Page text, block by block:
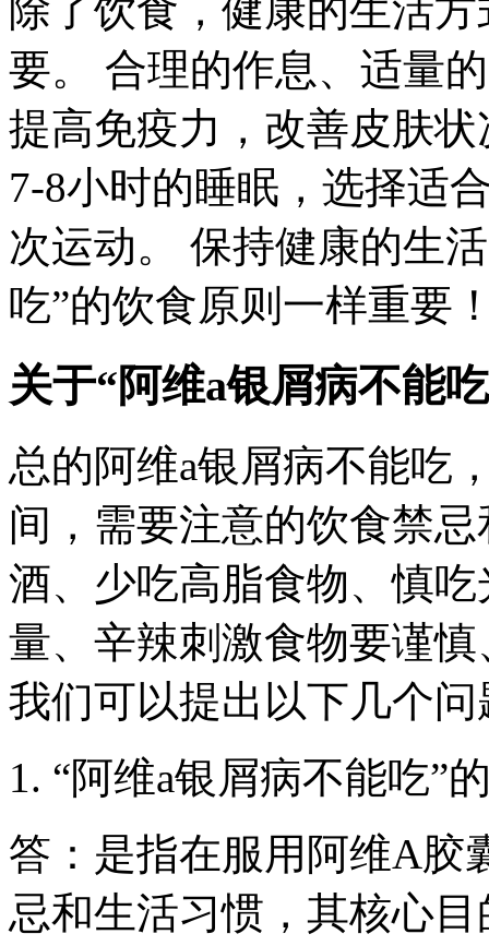
除了饮食，健康的生活
要。 合理的作息、适量
提高免疫力，改善皮肤
7-8小时的睡眠，选择适
次运动。 保持健康的生
吃”的饮食原则一样重要
关于“阿维a银屑病不能
总的阿维a银屑病不能吃
间，需要注意的饮食禁
酒、少吃高脂食物、慎
量、辛辣刺激食物要谨
我们可以提出以下几个问
1. “阿维a银屑病不能吃”
答：是指在服用阿维A胶
忌和生活习惯，其核心